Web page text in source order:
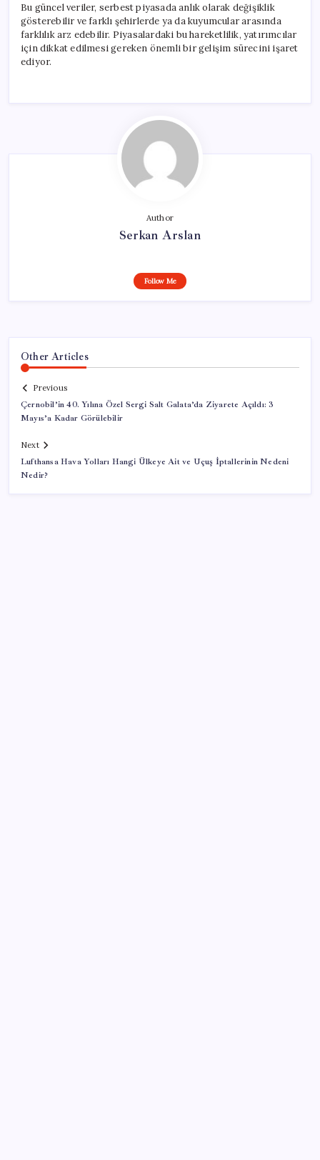
Bu güncel veriler, serbest piyasada anlık olarak değişiklik
gösterebilir ve farklı şehirlerde ya da kuyumcular arasında
farklılık arz edebilir. Piyasalardaki bu hareketlilik, yatırımcılar
için dikkat edilmesi gereken önemli bir gelişim sürecini işaret
ediyor.
Author
Serkan Arslan
Follow Me
Other Articles
Previous
Çernobil’in 40. Yılına Özel Sergi Salt Galata’da Ziyarete Açıldı: 3
Mayıs’a Kadar Görülebilir
Next
Lufthansa Hava Yolları Hangi Ülkeye Ait ve Uçuş İptallerinin Nedeni
Nedir?